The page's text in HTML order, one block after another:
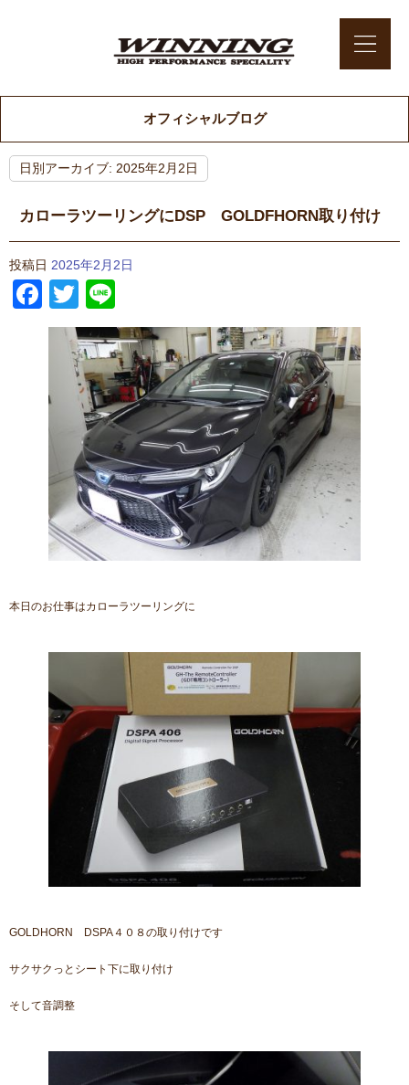
オフィシャルブログ
日別アーカイブ: 2025年2月2日
カローラツーリングにDSP GOLDFHORN取り付け
投稿日 2025年2月2日
Facebook
Twitter
本日のお仕事はカローラツーリングに
GOLDHORN DSPA４０８の取り付けです
サクサクっとシート下に取り付け
そして音調整